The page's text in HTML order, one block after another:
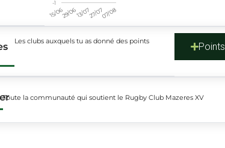
15/0629/0613/0727/0707/08
-1
Les clubs auxquels tu as donné des points Points
Toute la communauté qui soutient le Rugby Club Mazeres XV